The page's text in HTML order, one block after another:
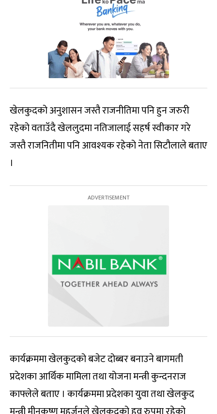
खेलकुदको अनुशासन जस्तै राजनीतिमा पनि हुन जरुरी
रहेको वताउॅदै खेललुदमा नतिजालाई सहर्ष स्वीकार गरे
जस्तै राजनितीमा पनि आवश्यक रहेको नेता सिटौलाले बताए
।
कार्यक्रममा खेलकुदको बजेट दोब्बर बनाउने बागमती
प्रदेशका आर्थिक मामिला तथा योजना मन्त्री कुन्दनराज
काफ्लेले बताए । कार्यक्रममा प्रदेशका युवा तथा खेलकुद